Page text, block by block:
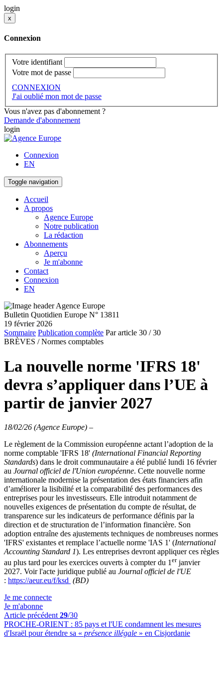
login
x
Connexion
Votre identifiant
Votre mot de passe
CONNEXION
J'ai oublié mon mot de passe
Vous n'avez pas d'abonnement ?
Demande d'abonnement
login
Connexion
EN
Toggle navigation
Accueil
A propos
Agence Europe
Notre publication
La rédaction
Abonnements
Aperçu
Je m'abonne
Contact
Connexion
EN
Bulletin Quotidien Europe N° 13811
19 février 2026
Sommaire Publication complète Par article 30 / 30
BRÈVES / Normes comptables
La nouvelle norme 'IFRS 18'
devra s’appliquer dans l’UE à
partir de janvier 2027
18/02/26 (Agence Europe) –
Le règlement de la Commission européenne actant l’adoption de la
norme comptable 'IFRS 18' (International Financial Reporting
Standards) dans le droit communautaire a été publié lundi 16 février
au Journal officiel de l'Union européenne. Cette nouvelle norme
internationale modernise la présentation des états financiers afin
d’améliorer la lisibilité et la comparabilité des performances des
entreprises pour les investisseurs. Elle introduit notamment de
nouvelles exigences de présentation du compte de résultat, de
transparence sur les indicateurs de performance définis par la
direction et de structuration de l’information financière. Son
adoption entraîne des ajustements techniques de nombreuses normes
'IFRS' existantes et remplace l’actuelle norme 'IAS 1' (International
Accounting Standard 1). Les entreprises devront appliquer ces règles
au plus tard pour les exercices ouverts à compter du 1 erjanvier
2027. Voir l'acte juridique publié au Journal officiel de l'UE
: https://aeur.eu/f/ksd (BD)
Je me connecte
Je m'abonne
Article précédent 29/30
PROCHE-ORIENT : 85 pays et l'UE condamnent les mesures
d'Israël pour étendre sa « présence illégale » en Cisjordanie